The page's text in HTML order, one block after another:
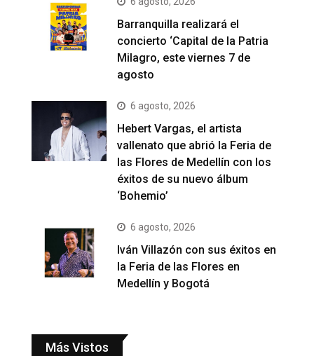
Barranquilla realizará el
concierto ‘Capital de la Patria
Milagro, este viernes 7 de
agosto
6 agosto, 2026
Hebert Vargas, el artista
vallenato que abrió la Feria de
las Flores de Medellín con los
éxitos de su nuevo álbum
‘Bohemio’
6 agosto, 2026
Iván Villazón con sus éxitos en
la Feria de las Flores en
Medellín y Bogotá
Más Vistos